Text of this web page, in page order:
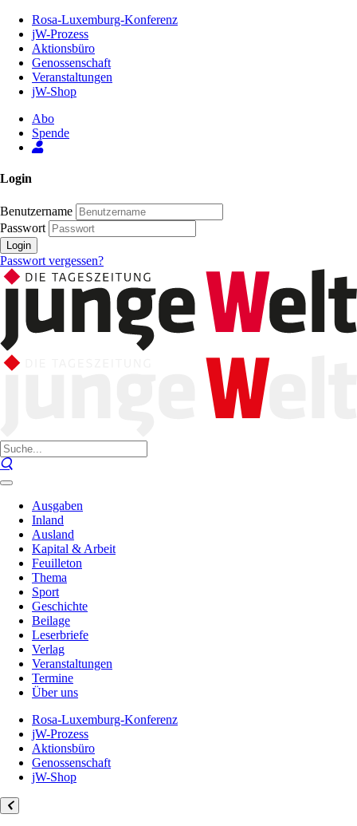
Inhalt
Seite
Rosa-Luxemburg-Konferenz
jW-Prozess
Aktionsbüro
Genossenschaft
Veranstaltungen
jW-Shop
Abo
Spende
Login
Benutzername
Passwort
Login
Passwort vergessen?
Ausgaben
Inland
Ausland
Kapital & Arbeit
Feuilleton
Thema
Sport
Geschichte
Beilage
Leserbriefe
Verlag
Veranstaltungen
Termine
Über uns
Rosa-Luxemburg-Konferenz
jW-Prozess
Aktionsbüro
Genossenschaft
jW-Shop